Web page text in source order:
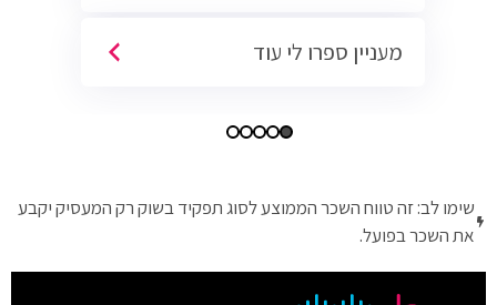
מעניין ספרו לי עוד
שימו לב: זה טווח השכר הממוצע לסוג תפקיד בשוק רק המעסיק יקבע
את השכר בפועל.